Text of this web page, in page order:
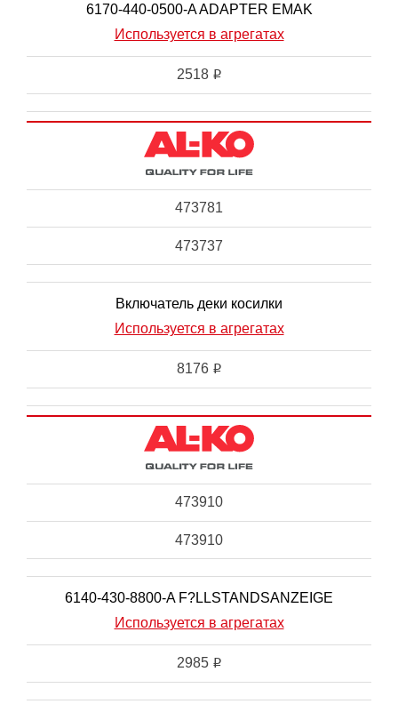
6170-440-0500-A ADAPTER EMAK
Используется в агрегатах
2518 i
473781
473737
Включатель деки косилки
Используется в агрегатах
8176 i
473910
473910
6140-430-8800-A F?LLSTANDSANZEIGE
Используется в агрегатах
2985 i